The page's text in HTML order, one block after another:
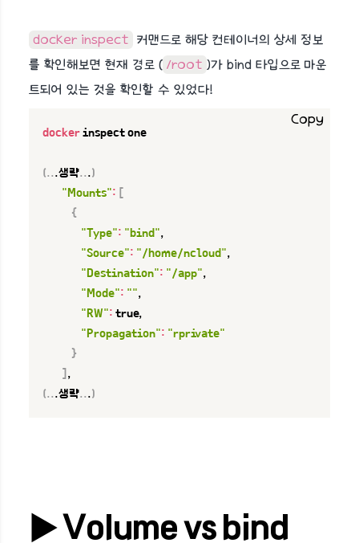
docker inspect 커맨드로 해당 컨테이너의 상세 정보
를 확인해보면 현재 경로 ( /root )가 bind 타입으로 마운
트되어 있는 것을 확인할 수 있었다!
docker inspect one
(.. .생략.. .)
"Mounts":
{
"Type": "bind",
"Source": "/home/ncloud",
"Destination": "/app",
"Mode": "",
"RW": true,
"Propagation": "rprivate"
}
(.. .생략.. .)
Copy
▶︎ Volume vs bind